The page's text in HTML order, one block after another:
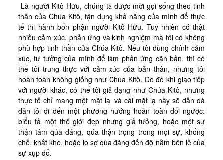
Bài Cầu Nguyện
Cách Cầu Nguyện
Nhận Định
Phương Pháp CN, Xét Mình
Tác Phẩm
Được Làm Môn Đệ
Đến với Ba Ngôi qua Kinh Lạy Cha
Trên Đường LBTM
Thao Luyện Nhẹ Nhàng
Là người Kitô Hữu, chúng ta được mời gọi sống theo tinh
thần của Chúa Kitô, tận dụng khả năng của mình để thực
tế thi hành bổn phận người Kitô Hữu. Tuy nhiên có thật
nhiều cảm xúc, phản ứng và kinh nghiệm mà tôi có không
phù hợp tinh thần của Chúa Kitô. Nếu tôi dùng chính cảm
xúc, tư tưởng của mình để làm phản ứng căn bản, thì có
thể tôi trung thực với cảm xúc của bản thân, nhưng tôi
hoàn toàn không giống như Chúa Kitô. Do đó khi giao tiếp
với người khác, có thể tôi giả dạng như Chúa Kitô, nhưng
thực tế chỉ mang một mặt lạ, và cái mặt lạ này sẽ dần dà
dẫn tôi đi đến một phương hướng hoàn toàn đối ngược:
biểu tả một thế giới đẹp nhưng giả tưởng, hoặc một sự
thận tâm qúa đáng, qúa thận trọng trong mọi sự, khống
chế, khắt khe, hoặc lo sợ qúa đáng đến độ nằm bên lề của
sự xụp đổ.